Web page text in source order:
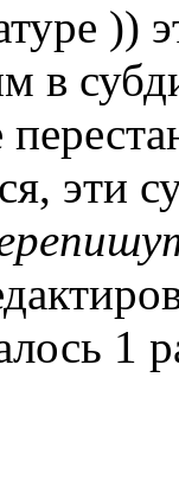
))
в
эти
1